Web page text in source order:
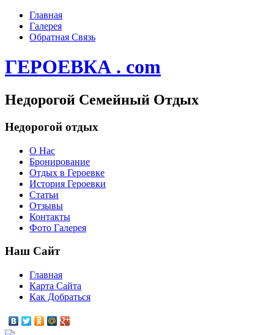
Главная
Галерея
Обратная Связь
ГЕРОЕВКА . com
Недорогой Семейный Отдых
Недорогой отдых
О Нас
Бронирование
Отдых в Героевке
История Героевки
Статьи
Отзывы
Контакты
Фото Галерея
Наш Сайт
Главная
Карта Сайта
Как Добраться